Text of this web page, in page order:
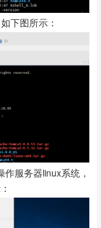
下图所示：
服务器linux系统，